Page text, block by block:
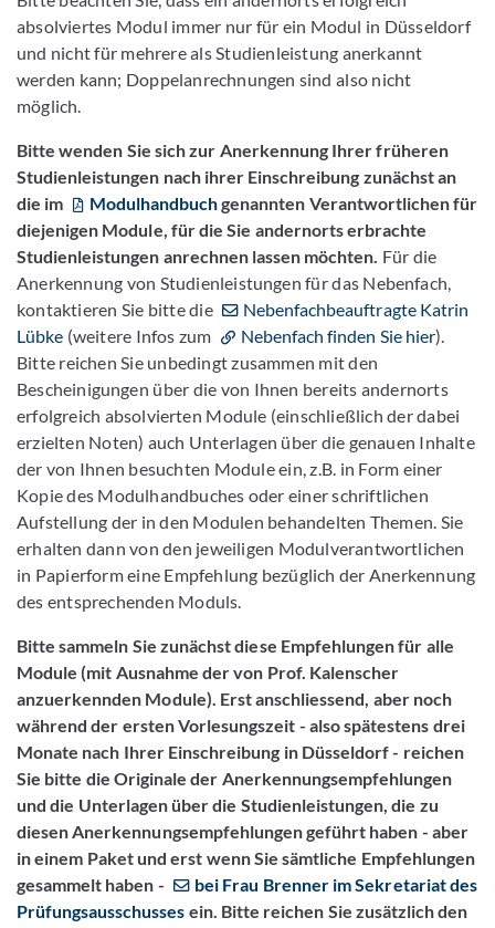
absolviertes Modul immer nur für ein Modul in Düsseldorf
und nicht für mehrere als Studienleistung anerkannt
werden kann; Doppelanrechnungen sind also nicht
möglich.
Bitte wenden Sie sich zur Anerkennung Ihrer früheren
Studienleistungen nach ihrer Einschreibung zunächst an
die im
Modulhandbuchgenannten Verantwortlichen für
diejenigen Module, für die Sie andernorts erbrachte
Studienleistungen anrechnen lassen möchten. Für die
Anerkennung von Studienleistungen für das Nebenfach,
kontaktieren Sie bitte die
Nebenfachbeauftragte Katrin
Lübke (weitere Infos zum Nebenfach finden Sie hier).
Bitte reichen Sie unbedingt zusammen mit den
Bescheinigungen über die von Ihnen bereits andernorts
erfolgreich absolvierten Module (einschließlich der dabei
erzielten Noten) auch Unterlagen über die genauen Inhalte
der von Ihnen besuchten Module ein, z.B. in Form einer
Kopie des Modulhandbuches oder einer schriftlichen
Aufstellung der in den Modulen behandelten Themen. Sie
erhalten dann von den jeweiligen Modulverantwortlichen
in Papierform eine Empfehlung bezüglich der Anerkennung
des entsprechenden Moduls.
Bitte sammeln Sie zunächst diese Empfehlungen für alle
Module (mit Ausnahme der von Prof. Kalenscher
anzuerkennden Module). Erst anschliessend, aber noch
während der ersten Vorlesungszeit - also spätestens drei
Monate nach Ihrer Einschreibung in Düsseldorf - reichen
Sie bitte die Originale der Anerkennungsempfehlungen
und die Unterlagen über die Studienleistungen, die zu
diesen Anerkennungsempfehlungen geführt haben - aber
in einem Paket und erst wenn Sie sämtliche Empfehlungen
gesammelt haben -
bei Frau Brenner im Sekretariat des
Prüfungsausschusses ein. Bitte reichen Sie zusätzlich den